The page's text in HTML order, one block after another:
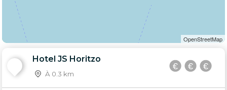
OpenStreetMap
Hotel JS Horitzo
À 0.3 km